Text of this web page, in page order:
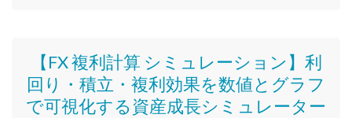
【FX 複利計算 シミュレーション】利
回り・積立・複利効果を数値とグラフ
で可視化する資産成長シミュレーター